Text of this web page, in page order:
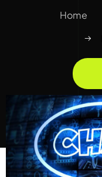
Home